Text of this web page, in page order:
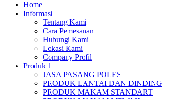
Home
Informasi
Tentang Kami
Cara Pemesanan
Hubungi Kami
Lokasi Kami
Company Profil
Produk 1
JASA PASANG POLES
PRODUK LANTAI DAN DINDING
PRODUK MAKAM STANDART